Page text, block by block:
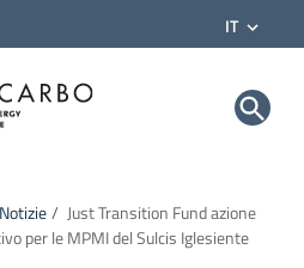
IT
di navigazioneSotacarbo SpA
Notizie/ Just Transition Fund azione
per le MPMI del Sulcis Iglesiente